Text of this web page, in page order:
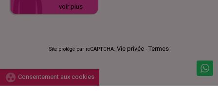
voir plus
Site protégé par reCAPTCHA. Vie privée - Termes
group_work Consentement aux cookies